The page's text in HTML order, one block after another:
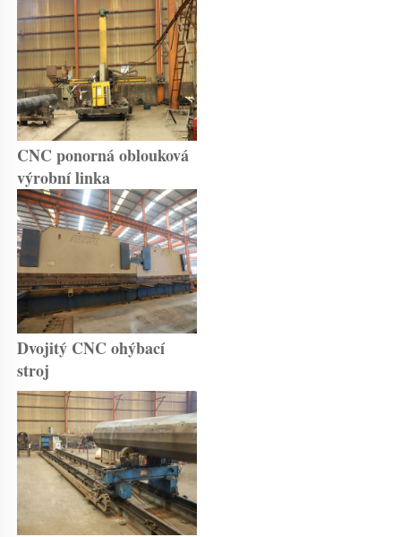
CNC ponorná oblouková
výrobní linka
Dvojitý CNC ohýbací
stroj